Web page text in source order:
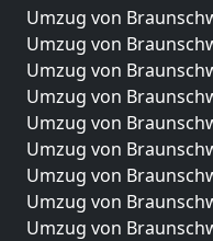
Umzug von
Umzug von
Umzug von
Umzug von
Umzug von
Umzug von
Umzug von
Umzug von
Umzug von